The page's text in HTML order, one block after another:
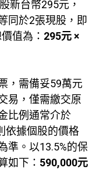
新台幣295元，
同於2張現股，即
值為： 295元 ×
，需備妥59萬元
易，僅需繳交原
比例通常介於
依據個股的價格
準。以13.5%的保
如下： 590,000元